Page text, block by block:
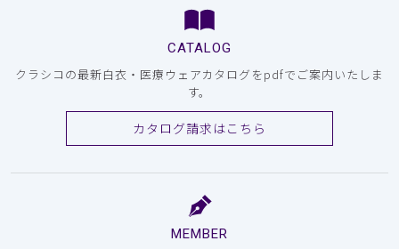
CATALOG
クラシコの最新白衣・医療ウェアカタログをpdfでご案内いたしま
す。
カタログ請求はこちら
MEMBER